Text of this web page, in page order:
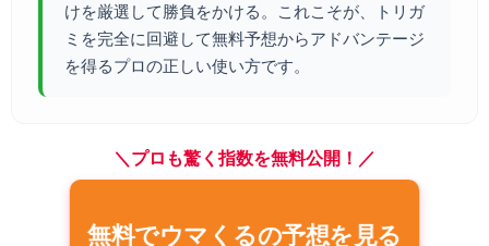
けを厳選して勝負をかける。これこそが、トリガ
ミを完全に回避して無料予想からアドバンテージ
を得るプロの正しい使い方です。
＼プロも驚く指数を無料公開！／
無料でウマくるの予想を見る